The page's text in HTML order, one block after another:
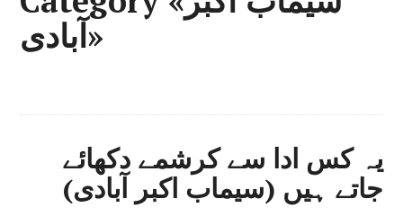
آبادی»
یہ کس ادا سے کرشمے دکھائے
جاتے ہیں (سیماب اکبر آبادی)